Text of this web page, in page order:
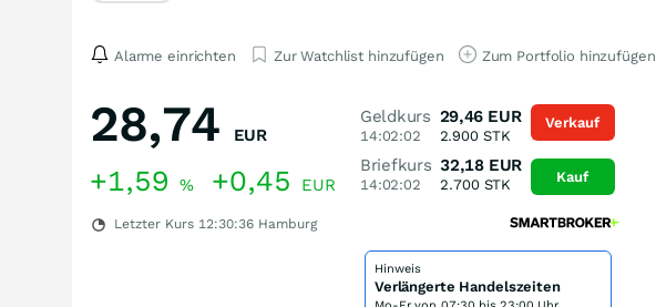
Alarme einrichten Zur Watchlist hinzufügen Zum Portfolio hinzufügen
28,74 EUR
+1,59 % +0,45 EUR
Letzter Kurs 12:30:36 Hamburg
Geldkurs
14:02:02
29,46 EUR
2.900STK
Briefkurs
14:02:02
32,18 EUR
2.700STK
Verkauf
Kauf
Hinweis
Verlängerte Handelszeiten